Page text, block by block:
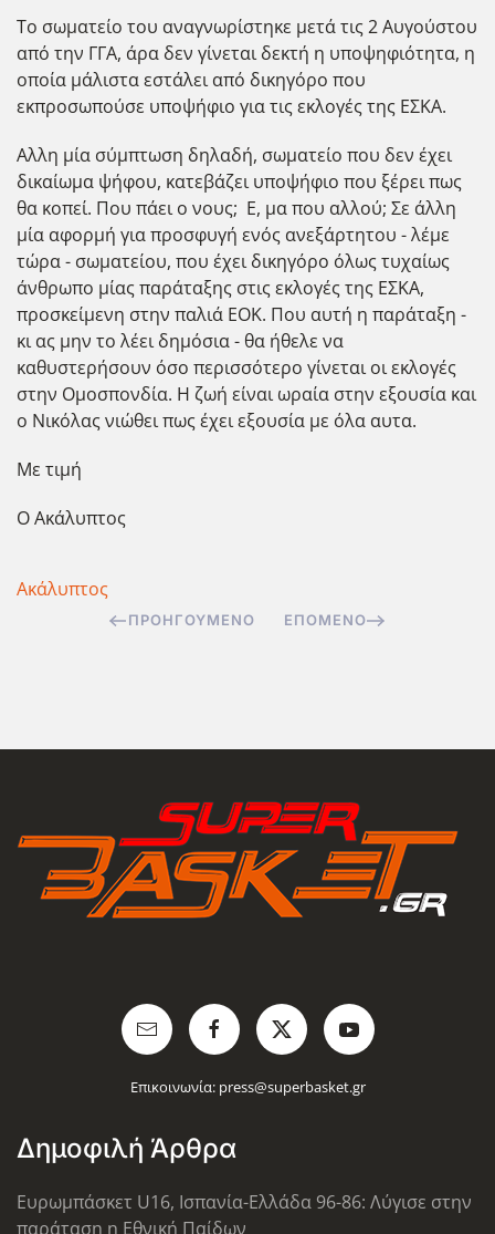
Το σωματείο του αναγνωρίστηκε μετά τις 2 Αυγούστου
από την ΓΓΑ, άρα δεν γίνεται δεκτή η υποψηφιότητα, η
οποία μάλιστα εστάλει από δικηγόρο που
εκπροσωπούσε υποψήφιο για τις εκλογές της ΕΣΚΑ.
Αλλη μία σύμπτωση δηλαδή, σωματείο που δεν έχει
δικαίωμα ψήφου, κατεβάζει υποψήφιο που ξέρει πως
θα κοπεί. Που πάει ο νους; Ε, μα που αλλού; Σε άλλη
μία αφορμή για προσφυγή ενός ανεξάρτητου - λέμε
τώρα - σωματείου, που έχει δικηγόρο όλως τυχαίως
άνθρωπο μίας παράταξης στις εκλογές της ΕΣΚΑ,
προσκείμενη στην παλιά ΕΟΚ. Που αυτή η παράταξη -
κι ας μην το λέει δημόσια - θα ήθελε να
καθυστερήσουν όσο περισσότερο γίνεται οι εκλογές
στην Ομοσπονδία. Η ζωή είναι ωραία στην εξουσία και
ο Νικόλας νιώθει πως έχει εξουσία με όλα αυτα.
Με τιμή
Ο Ακάλυπτος
Ακάλυπτος
ΠΡΟΗΓΟΎΜΕΝΟ ΕΠΌΜΕΝΟ
Επικοινωνία: press@superbasket.gr
Δημοφιλή Άρθρα
Ευρωμπάσκετ U16, Ισπανία-Ελλάδα 96-86: Λύγισε στην
παράταση η Εθνική Παίδων